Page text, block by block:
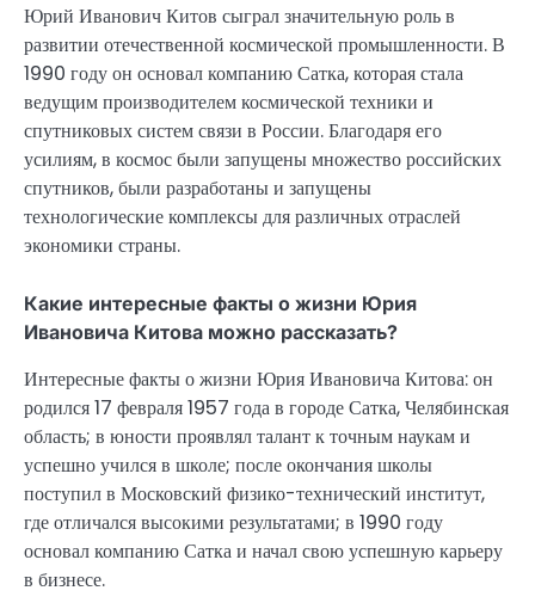
Юрий Иванович Китов сыграл значительную роль в
развитии отечественной космической промышленности. В
1990 году он основал компанию Сатка, которая стала
ведущим производителем космической техники и
спутниковых систем связи в России. Благодаря его
усилиям, в космос были запущены множество российских
спутников, были разработаны и запущены
технологические комплексы для различных отраслей
экономики страны.
Какие интересные факты о жизни Юрия
Ивановича Китова можно рассказать?
Интересные факты о жизни Юрия Ивановича Китова: он
родился 17 февраля 1957 года в городе Сатка, Челябинская
область; в юности проявлял талант к точным наукам и
успешно учился в школе; после окончания школы
поступил в Московский физико-технический институт,
где отличался высокими результатами; в 1990 году
основал компанию Сатка и начал свою успешную карьеру
в бизнесе.